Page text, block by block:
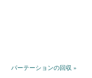
パーテーションの回収 »